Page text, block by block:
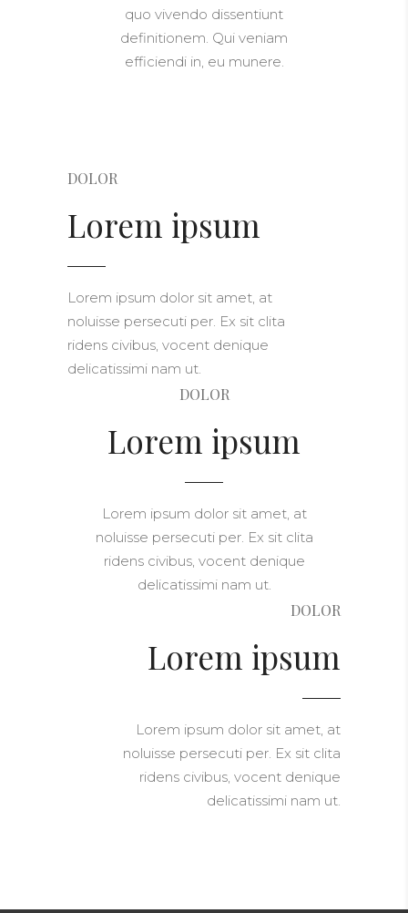
quo vivendo dissentiunt
definitionem. Qui veniam
efficiendi in, eu munere.
DOLOR
Lorem ipsum
Lorem ipsum dolor sit amet, at
noluisse persecuti per. Ex sit clita
ridens civibus, vocent denique
delicatissimi nam ut.
DOLOR
Lorem ipsum
Lorem ipsum dolor sit amet, at
noluisse persecuti per. Ex sit clita
ridens civibus, vocent denique
delicatissimi nam ut.
DOLOR
Lorem ipsum
Lorem ipsum dolor sit amet, at
noluisse persecuti per. Ex sit clita
ridens civibus, vocent denique
delicatissimi nam ut.